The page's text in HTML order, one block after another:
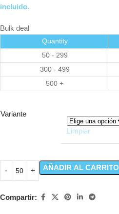
incluido.
Bulk deal
Quantity
50 - 299
300 - 499
500 +
Variante
Limpiar
AÑADIR AL CARRITO
Compartir: